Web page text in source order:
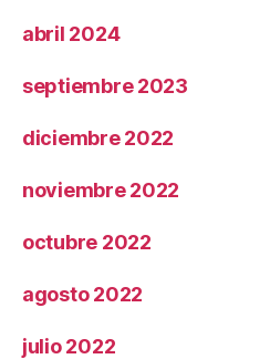
abril 2024
septiembre 2023
diciembre 2022
noviembre 2022
octubre 2022
agosto 2022
julio 2022